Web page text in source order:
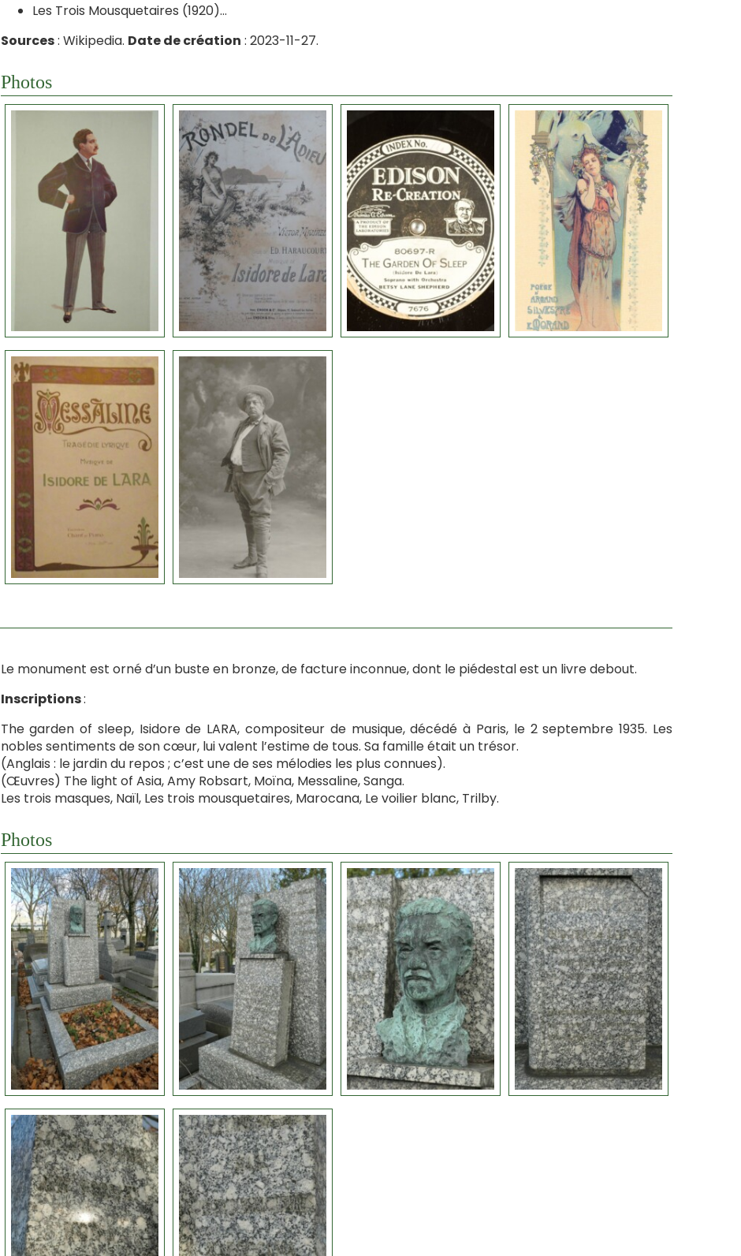
Les Trois Mousquetaires (1920)…
Sources: Wikipedia. Date de création : 2023-11-27.
Photos
Le monument est orné d’un buste en bronze, de facture inconnue, dont le piédestal est un livre debout.
Inscriptions:
The garden of sleep, Isidore de LARA, compositeur de musique, décédé à Paris, le 2 septembre 1935. Les
nobles sentiments de son cœur, lui valent l’estime de tous. Sa famille était un trésor.
(Anglais : le jardin du repos ; c’est une de ses mélodies les plus connues).
(Œuvres) The light of Asia, Amy Robsart, Moïna, Messaline, Sanga.
Les trois masques, Naïl, Les trois mousquetaires, Marocana, Le voilier blanc, Trilby.
Photos